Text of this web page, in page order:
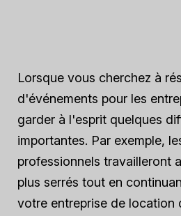
Lorsque vous cherchez à
d'événements pour les
garder à l'esprit quelques
importantes. Par exemple,
professionnels travailleront
plus serrés tout en
votre entreprise de location